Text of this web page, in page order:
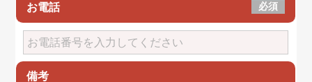
お電話 必須
備考